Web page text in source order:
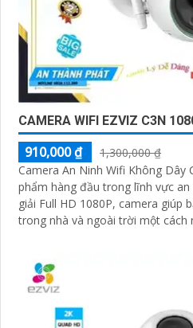
CAMERA WIFI EZVIZ C3N
910,000 ₫
1,300,000 ₫
Camera An Ninh Wifi Không Dây
phẩm hàng đầu trong lĩnh vực an ninh gia
giải Full HD 1080P, camera giúp
trong nhà và ngoài trời một cách